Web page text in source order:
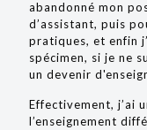
abandonné mon
d’assistant, puis
pratiques, et enfin
spécimen, si je ne
un devenir
Effectivement, j’ai
l’enseignement